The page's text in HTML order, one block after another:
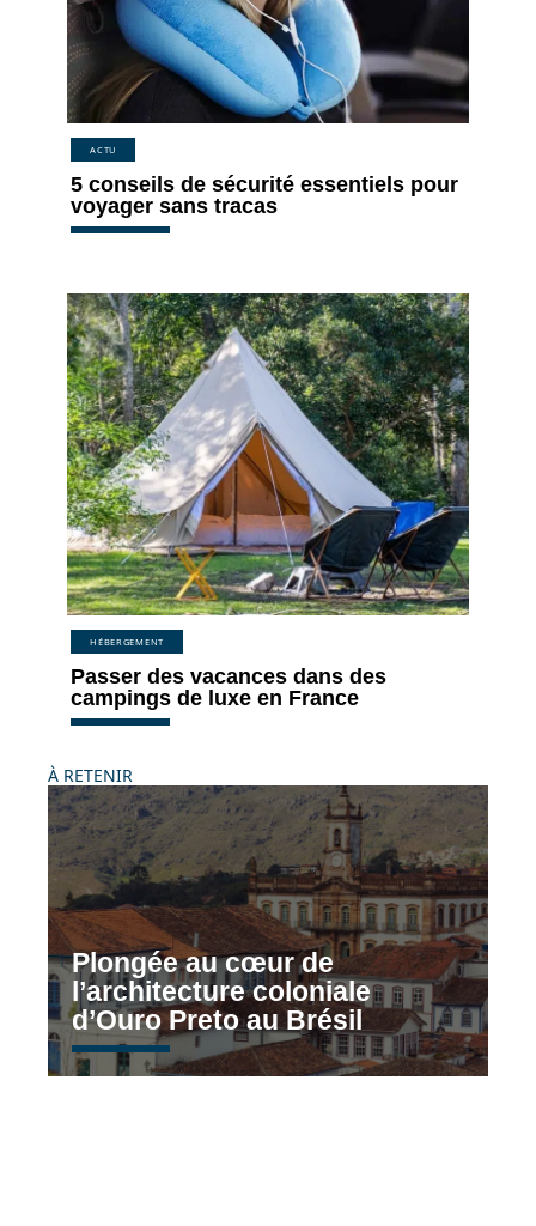
ACTU
5 conseils de sécurité essentiels pour
voyager sans tracas
HÉBERGEMENT
Passer des vacances dans des
campings de luxe en France
À RETENIR
Plongée au cœur de
l’architecture coloniale
d’Ouro Preto au Brésil